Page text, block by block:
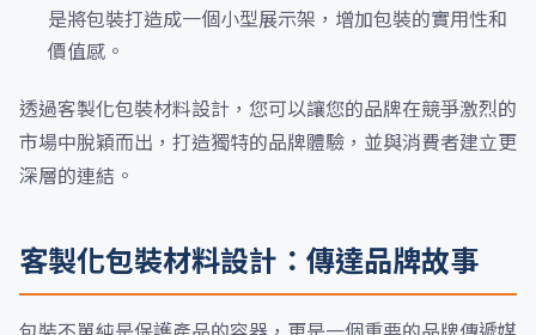
是將包裝打造成一個小型展示架，增加包裝的實用性和
價值感。
透過客製化包裝材料設計，您可以讓您的品牌在競爭激烈的
市場中脫穎而出，打造獨特的品牌體驗，並與消費者建立更
深層的連結。
客製化包裝材料設計：傳達品牌故事